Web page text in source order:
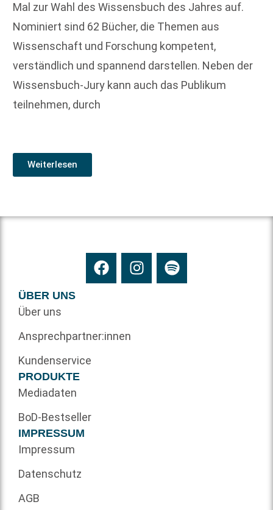
Mal zur Wahl des Wissensbuch des Jahres auf.
Nominiert sind 62 Bücher, die Themen aus
Wissenschaft und Forschung kompetent,
verständlich und spannend darstellen. Neben der
Wissensbuch-Jury kann auch das Publikum
teilnehmen, durch
Weiterlesen
ÜBER UNS
Über uns
Ansprechpartner:innen
Kundenservice
PRODUKTE
Mediadaten
BoD-Bestseller
IMPRESSUM
Impressum
Datenschutz
AGB